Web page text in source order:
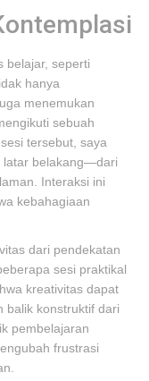
belajar, seperti
hanya
menemukan
sebuah
tersebut, saya
latar belakang—dari
Interaksi ini
kebahagiaan
dari pendekatan
sesi praktikal
kreativitas dapat
balik konstruktif dari
pembelajaran
frustrasi